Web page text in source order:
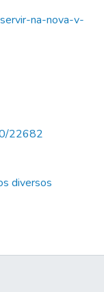
na-nova-v-
22682
diversos